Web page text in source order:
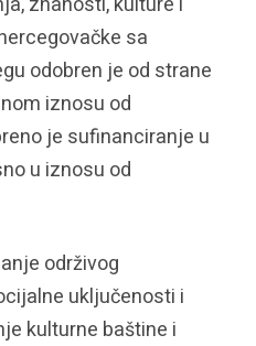
sa
odobren je od strane
iznosu od
je sufinanciranje u
u iznosu od
održivog
uključenosti i
kulturne baštine i